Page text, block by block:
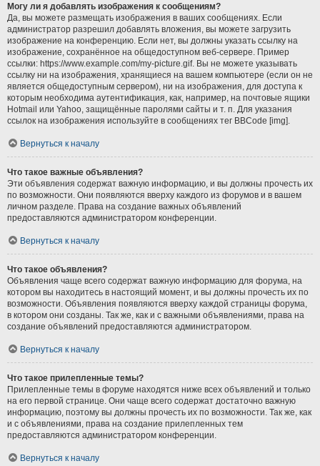
Могу ли я добавлять изображения к сообщениям?
Да, вы можете размещать изображения в ваших сообщениях. Если
администратор разрешил добавлять вложения, вы можете загрузить
изображение на конференцию. Если нет, вы должны указать ссылку на
изображение, сохранённое на общедоступном веб-сервере. Пример
ссылки: https://www.example.com/my-picture.gif. Вы не можете указывать
ссылку ни на изображения, хранящиеся на вашем компьютере (если он не
является общедоступным сервером), ни на изображения, для доступа к
которым необходима аутентификация, как, например, на почтовые ящики
Hotmail или Yahoo, защищённые паролями сайты и т. п. Для указания
ссылок на изображения используйте в сообщениях тег BBCode [img].
Вернуться к началу
Что такое важные объявления?
Эти объявления содержат важную информацию, и вы должны прочесть их
по возможности. Они появляются вверху каждого из форумов и в вашем
личном разделе. Права на создание важных объявлений
предоставляются администратором конференции.
Вернуться к началу
Что такое объявления?
Объявления чаще всего содержат важную информацию для форума, на
котором вы находитесь в настоящий момент, и вы должны прочесть их по
возможности. Объявления появляются вверху каждой страницы форума,
в котором они созданы. Так же, как и с важными объявлениями, права на
создание объявлений предоставляются администратором.
Вернуться к началу
Что такое прилепленные темы?
Прилепленные темы в форуме находятся ниже всех объявлений и только
на его первой странице. Они чаще всего содержат достаточно важную
информацию, поэтому вы должны прочесть их по возможности. Так же, как
и с объявлениями, права на создание прилепленных тем
предоставляются администратором конференции.
Вернуться к началу